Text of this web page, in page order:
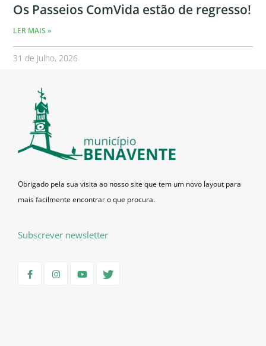
Os Passeios ComVida estão de regresso!
LER MAIS »
31 de Julho, 2026
Obrigado pela sua visita ao nosso site que tem um novo layout para
mais facilmente encontrar o que procura.
Subscrever newsletter